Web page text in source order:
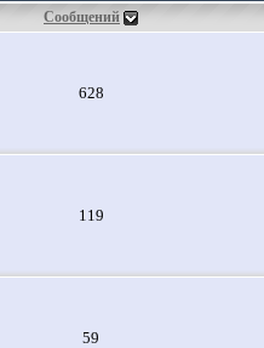
Сообщений
628
119
59